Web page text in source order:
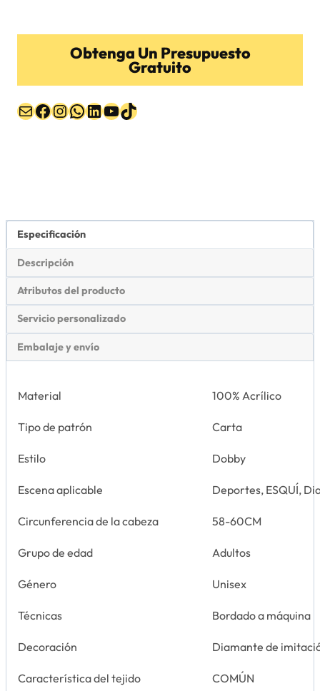
Obtenga Un Presupuesto
Gratuito
Correo electrónico
Facebook
Instagram
WhatsApp
LinkedIn
YouTube
TikTok
Especificación
Descripción
Atributos del producto
Servicio personalizado
Embalaje y envío
Material 100% Acrílico
Tipo de patrón Carta
Estilo Dobby
Escena aplicable Deportes, ESQUÍ,
Circunferencia de la cabeza 58-60CM
Grupo de edad Adultos
Género Unisex
Técnicas Bordado a máquina
Decoración Diamante de
Característica del tejido COMÚN